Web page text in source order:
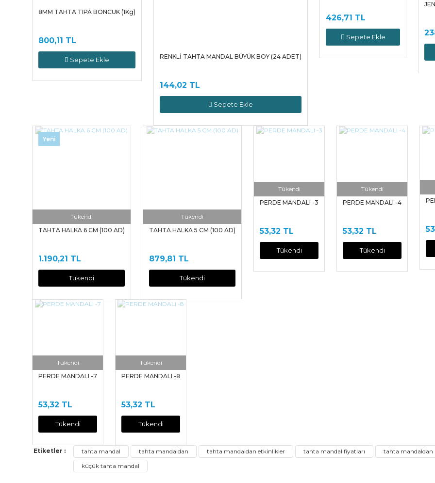
8MM TAHTA TIPA BONCUK (1Kg)
800,11 TL
Sepete Ekle RENKLİ TAHTA MANDAL BÜYÜK BOY (24 ADET)
144,02 TL
Sepete Ekle
426,71 TL
Sepete Ekle
Yeni
Tükendi
TAHTA HALKA 6 CM (100 AD)
1.190,21 TL
Tükendi
Tükendi
TAHTA HALKA 5 CM (100 AD)
879,81 TL
Tükendi
Tükendi
PERDE MANDALI -3
53,32 TL
Tükendi
Tükendi
PERDE MANDALI -4
53,32 TL
Tükendi
Tükendi
PERDE MANDALI -7
53,32 TL
Tükendi
Tükendi
PERDE MANDALI -8
53,32 TL
Tükendi
Etiketler : tahta mandal tahta mandaldan tahta mandaldan etkinlikler tahta mandal fiyatları tahta mandaldan
küçük tahta mandal